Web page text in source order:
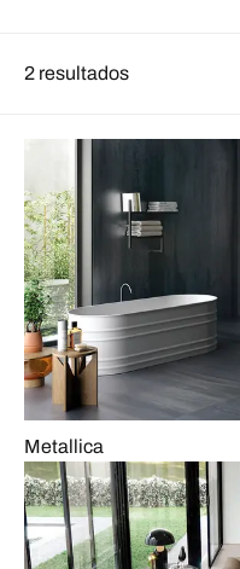
2 resultados
Metallica